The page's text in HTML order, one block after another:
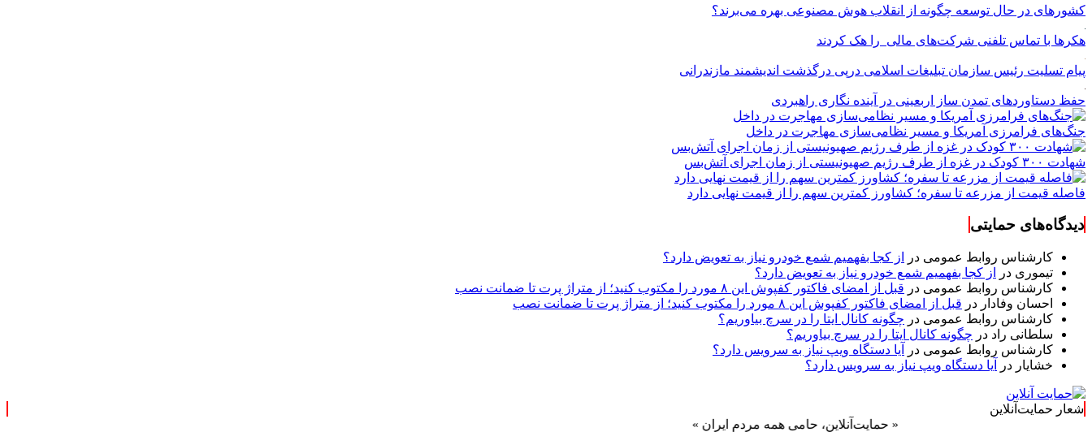
کشورهای در حال توسعه چگونه از انقلاب هوش مصنوعی بهره می‌برند؟
هکرها با تماس تلفنی شرکت‌های مالی را هک کردند
پیام تسلیت رئیس سازمان تبلیغات اسلامی درپی درگذشت اندیشمند مازندرانی
حفظ دستاوردهای تمدن ساز اربعینی در آینده نگاری راهبردی
جنگ‌های فرامرزی آمریکا و مسیر نظامی‌سازی مهاجرت در داخل
شهادت ۳۰۰ کودک در غزه از طرف رژیم صهیونیستی از زمان اجرای آتش‌بس
فاصله قیمت از مزرعه تا سفره؛ کشاورز کمترین سهم را از قیمت نهایی دارد
دیدگاه‌های حمایتی
کارشناس روابط عمومی در
از کجا بفهمیم شمع خودرو نیاز به تعویض دارد؟
تیموری در
از کجا بفهمیم شمع خودرو نیاز به تعویض دارد؟
کارشناس روابط عمومی در قبل از امضای فاکتور کفپوش این ۸ مورد را مکتوب کنید؛ از متراژ پرت تا ضمانت نصب
احسان وفادار در قبل از امضای فاکتور کفپوش این ۸ مورد را مکتوب کنید؛ از متراژ پرت تا ضمانت نصب
کارشناس روابط عمومی در چگونه کانال ایتا را در سرچ بیاوریم؟
سلطانی راد در چگونه کانال ایتا را در سرچ بیاوریم؟
کارشناس روابط عمومی در
آیا دستگاه ویپ نیاز به سرویس دارد؟
خشایار در آیا دستگاه ویپ نیاز به سرویس دارد؟
شعار حمایت‌آنلاین
« حمایت‌آنلاین، حامی همه مردم ایران »